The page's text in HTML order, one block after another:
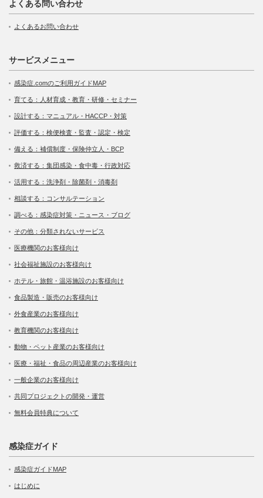
よくある問い合わせ
よくあるお問い合わせ
サービスメニュー
感染症.comのご利用ガイドMAP
育てる：人材育成・教育・研修・セミナー
設計する：マニュアル・HACCP・対策
評価する：検便検査・監査・認定・検定
備える：補償制度・保険仲立人・BCP
救済する：集団感染・食中毒・行政対応
活用する：洗浄剤・除菌剤・消毒剤
相談する：コンサルテーション
調べる：感染症対策・ニュース・ブログ
その他：分類されないサービス
医療機関のお客様向け
社会福祉施設のお客様向け
ホテル・旅館・温浴施設のお客様向け
食品製造・販売のお客様向け
外食産業のお客様向け
教育機関のお客様向け
動物・ペット産業のお客様向け
医療・福祉・食品の周辺産業のお客様向け
一般企業のお客様向け
共同プロジェクトの開発・運営
無料会員特典について
感染症ガイド
感染症ガイドMAP
はじめに